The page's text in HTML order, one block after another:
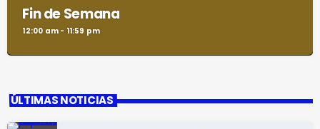
Fin de Semana
12:00 am - 11:59 pm
ÚLTIMAS NOTICIAS